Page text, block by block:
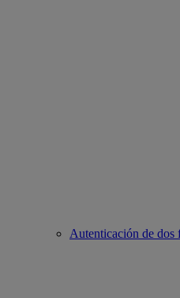
Autenticación de dos